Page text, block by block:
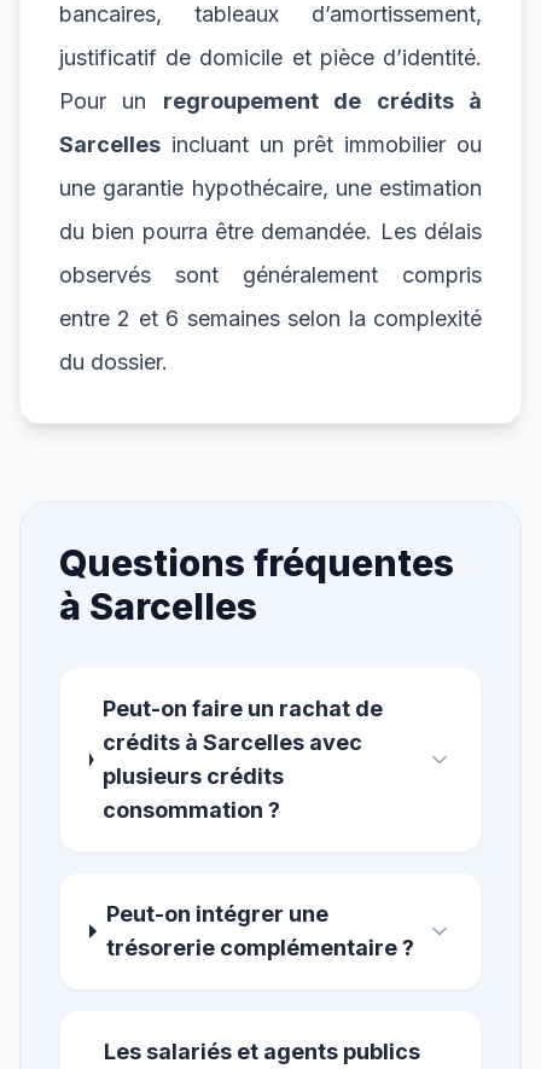
bancaires, tableaux d’amortissement,
justificatif de domicile et pièce d’identité.
Pour un regroupement de crédits à
Sarcelles incluant un prêt immobilier ou
une garantie hypothécaire, une estimation
du bien pourra être demandée. Les délais
observés sont généralement compris
entre 2 et 6 semaines selon la complexité
du dossier.
Questions fréquentes
à Sarcelles
Peut-on faire un rachat de
crédits à Sarcelles avec
plusieurs crédits
consommation ?
Peut-on intégrer une
trésorerie complémentaire ?
Les salariés et agents publics